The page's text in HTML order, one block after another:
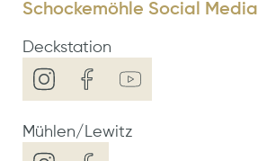
Schockemöhle Social Media
Deckstation
Mühlen/Lewitz